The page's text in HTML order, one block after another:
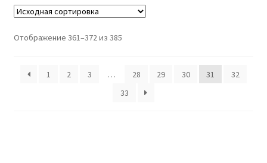
Отображение 361–372 из 385
1 2 3 … 28 29 30 31
32
33